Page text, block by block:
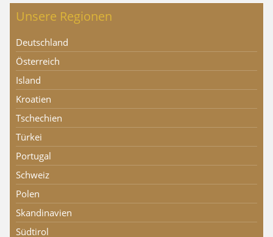
Unsere Regionen
Deutschland
Österreich
Island
Kroatien
Tschechien
Türkei
Portugal
Schweiz
Polen
Skandinavien
Südtirol